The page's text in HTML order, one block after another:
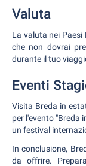
Valuta
La valuta nei Paesi
che non dovrai
durante il tuo
Eventi
Visita Breda in
per l'evento "Breda
un festival
In conclusione,
da offrire.